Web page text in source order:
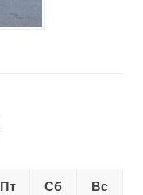
Пт Сб Вс